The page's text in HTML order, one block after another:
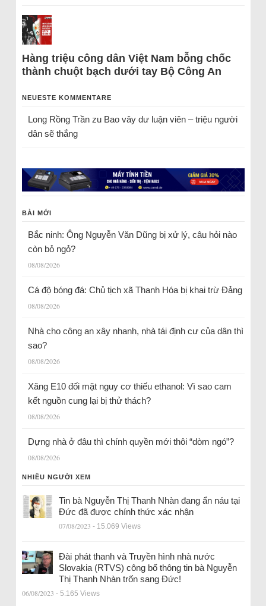
Hàng triệu công dân Việt Nam bỗng chốc
thành chuột bạch dưới tay Bộ Công An
NEUESTE KOMMENTARE
Long Rồng Trầnzu Bao vây dư luận viên – triệu người
dân sẽ thắng
BÀI MỚI
Bắc ninh: Ông Nguyễn Văn Dũng bị xử lý, câu hỏi nào
còn bỏ ngỏ?
08/08/2026
Cá độ bóng đá: Chủ tịch xã Thanh Hóa bị khai trừ Đảng
08/08/2026
Nhà cho công an xây nhanh, nhà tái định cư của dân thì
sao?
08/08/2026
Xăng E10 đối mặt nguy cơ thiếu ethanol: Vì sao cam
kết nguồn cung lại bị thử thách?
08/08/2026
Dựng nhà ở đâu thì chính quyền mới thôi “dòm ngó”?
08/08/2026
NHIỀU NGƯỜI XEM
Tin bà Nguyễn Thị Thanh Nhàn đang ẩn náu tại
Đức đã được chính thức xác nhận
07/08/2023 - 15.069 Views
Đài phát thanh và Truyền hình nhà nước
Slovakia (RTVS) công bố thông tin bà Nguyễn
Thị Thanh Nhàn trốn sang Đức!
06/08/2023 - 5.165 Views